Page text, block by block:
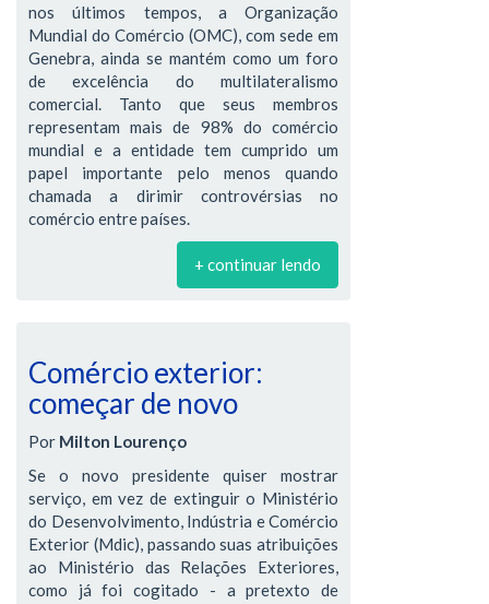
nos últimos tempos, a Organização
Mundial do Comércio (OMC), com sede em
Genebra, ainda se mantém como um foro
de excelência do multilateralismo
comercial. Tanto que seus membros
representam mais de 98% do comércio
mundial e a entidade tem cumprido um
papel importante pelo menos quando
chamada a dirimir controvérsias no
comércio entre países.
+ continuar lendo
Comércio exterior:
começar de novo
Por Milton Lourenço
Se o novo presidente quiser mostrar
serviço, em vez de extinguir o Ministério
do Desenvolvimento, Indústria e Comércio
Exterior (Mdic), passando suas atribuições
ao Ministério das Relações Exteriores,
como já foi cogitado - a pretexto de